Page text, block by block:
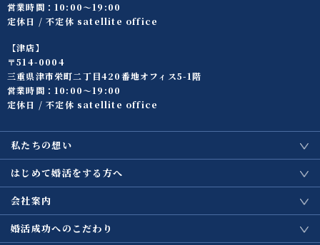
営業時間：10:00〜19:00
定休日 / 不定休 satellite office
【津店】
〒514-0004
三重県津市栄町二丁目420番地オフィス5-1階
営業時間：10:00〜19:00
定休日 / 不定休 satellite office
私たちの想い
はじめて婚活をする方へ
会社案内
婚活成功へのこだわり